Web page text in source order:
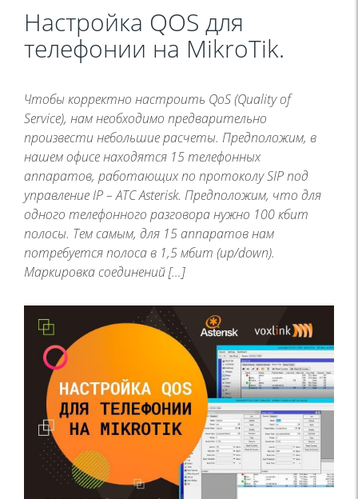
Настройка QOS для
телефонии на MikroTik.
Чтобы корректно настроить QoS (Quality of
Service), нам необходимо предварительно
произвести небольшие расчеты. Предположим, в
нашем офисе находятся 15 телефонных
аппаратов, работающих по протоколу SIP под
управление IP – АТС Asterisk. Предположим, что для
одного телефонного разговора нужно 100 кбит
полосы. Тем самым, для 15 аппаратов нам
потребуется полоса в 1,5 мбит (up/down).
Маркировка соединений […]